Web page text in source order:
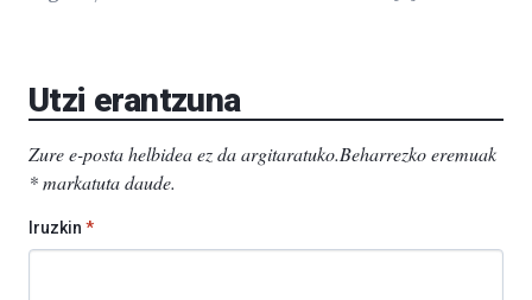
Utzi erantzuna
Zure e-posta helbidea ez da argitaratuko.Beharrezko eremuak
*markatuta daude.
Iruzkin *